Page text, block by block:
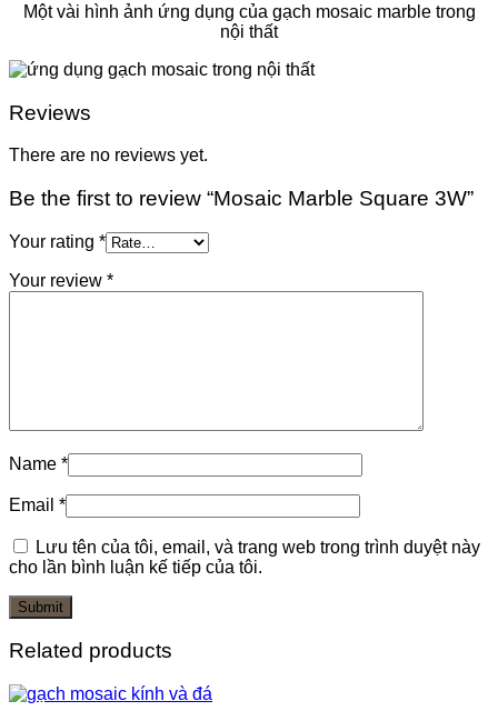
Một vài hình ảnh ứng dụng của gạch mosaic marble trong
nội thất
Reviews
There are no reviews yet.
Be the first to review “Mosaic Marble Square 3W”
Your rating *
Your review *
Name *
Email *
Lưu tên của tôi, email, và trang web trong trình duyệt này
cho lần bình luận kế tiếp của tôi.
Related products